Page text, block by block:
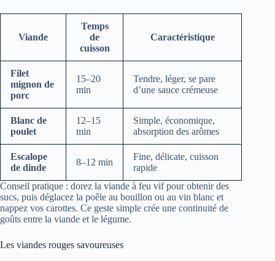
Viande
Temps
de
cuisson
Caractéristique
Filet
mignon de
porc
15–20
min
Tendre, léger, se pare
d’une sauce crémeuse
Blanc de
poulet
12–15
min
Simple, économique,
absorption des arômes
Escalope
de dinde
8–12 min
Fine, délicate, cuisson
rapide
Conseil pratique : dorez la viande à feu vif pour obtenir des
sucs, puis déglacez la poêle au bouillon ou au vin blanc et
nappez vos carottes. Ce geste simple crée une continuité de
goûts entre la viande et le légume.
Les viandes rouges savoureuses